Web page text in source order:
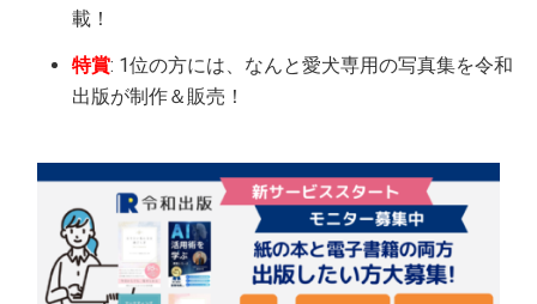
載！
特賞: 1位の方には、なんと愛犬専用の写真集を令和
出版が制作＆販売！